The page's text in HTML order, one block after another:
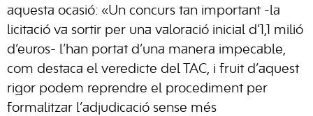
aquesta ocasió: «Un concurs tan important -la
licitació va sortir per una valoració inicial d’1,1 milió
d’euros- l’han portat d’una manera impecable,
com destaca el veredicte del TAC, i fruit d’aquest
rigor podem reprendre el procediment per
formalitzar l’adjudicació sense més